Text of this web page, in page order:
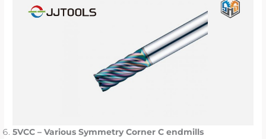
5VCC – Various Symmetry Corner C endmills